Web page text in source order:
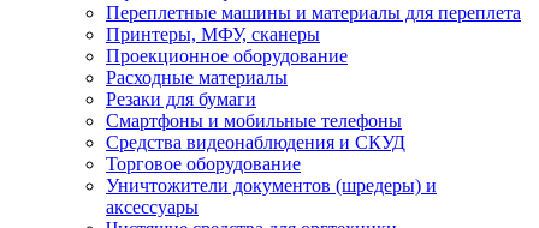
Переплетные машины и материалы для переплета
Принтеры, МФУ, сканеры
Проекционное оборудование
Расходные материалы
Резаки для бумаги
Смартфоны и мобильные телефоны
Средства видеонаблюдения и СКУД
Торговое оборудование
Уничтожители документов (шредеры) и
аксессуары